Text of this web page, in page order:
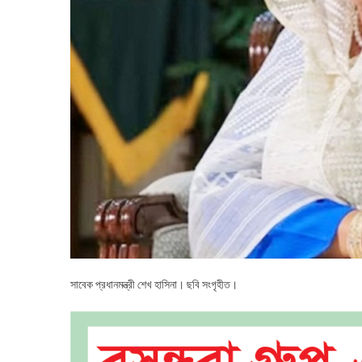
!
সাবেক প্রধানমন্ত্রী শেখ হাসিনা। ছবি সংগৃহীত।